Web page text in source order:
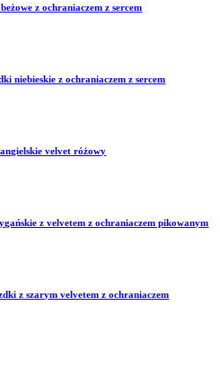
z ochraniaczem z sercem
niebieskie z ochraniaczem z sercem
velvet różowy
z velvetem z ochraniaczem pikowanym
z szarym velvetem z ochraniaczem